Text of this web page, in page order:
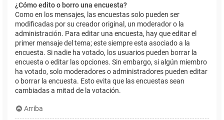
¿Cómo edito o borro una encuesta?
Como en los mensajes, las encuestas solo pueden ser
modificadas por su creador original, un moderador o la
administración. Para editar una encuesta, hay que editar el
primer mensaje del tema; este siempre esta asociado a la
encuesta. Si nadie ha votado, los usuarios pueden borrar la
encuesta o editar las opciones. Sin embargo, si algún miembro
ha votado, solo moderadores o administradores pueden editar
o borrar la encuesta. Esto evita que las encuestas sean
cambiadas a mitad de la votación.
Arriba